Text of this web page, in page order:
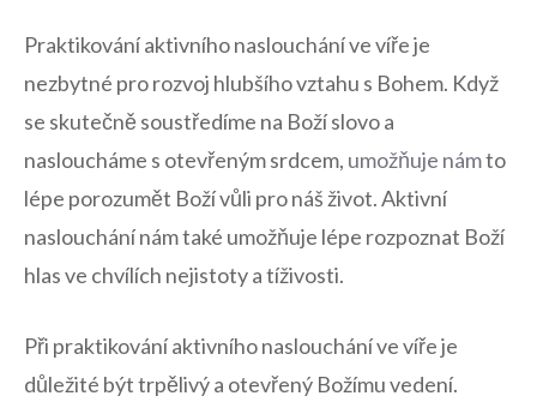
Praktikování aktivního naslouchání ve víře je
nezbytné pro rozvoj hlubšího⁣ vztahu s Bohem. Když
se skutečně soustředíme na Boží slovo a
nasloucháme s otevřeným srdcem, umožňuje námto
lépe porozumět Boží vůli pro ⁣náš život. Aktivní
naslouchání nám ⁢také umožňuje lépe rozpoznat Boží
hlas ⁢ve chvílích ⁢nejistoty a tíživosti.
Při praktikování aktivního naslouchání ve víře je
důležité ⁤být trpělivý a‌ otevřený Božímu vedení.